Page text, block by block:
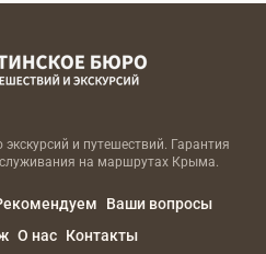
и путешествий. Гарантия
на маршрутах Крыма.
Ваши вопросы
О нас Контакты